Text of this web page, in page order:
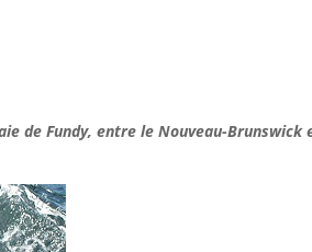
de Fundy, entre le Nouveau-